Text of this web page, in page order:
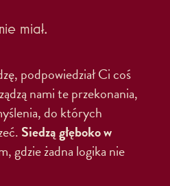
miał.
podpowiedział Ci coś
nami te przekonania,
do których
Siedzą głęboko w
gdzie żadna logika nie